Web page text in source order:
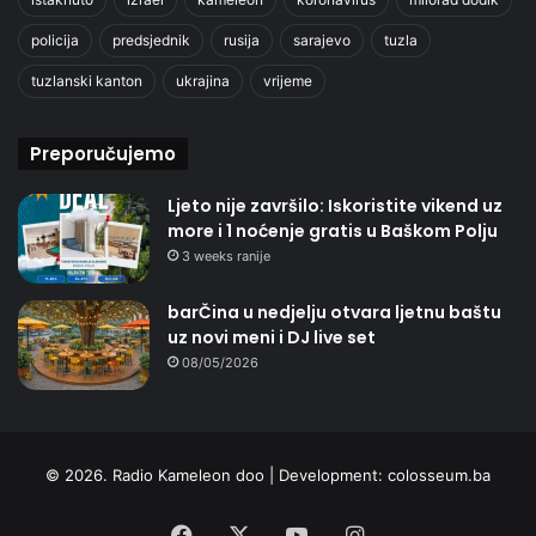
policija predsjednik rusija sarajevo tuzla
tuzlanski kanton ukrajina vrijeme
Preporučujemo
Ljeto nije završilo: Iskoristite vikend uz
more i 1 noćenje gratis u Baškom Polju
3 weeks ranije
barČina u nedjelju otvara ljetnu baštu
uz novi meni i DJ live set
08/05/2026
© 2026. Radio Kameleon doo | Development: colosseum.ba